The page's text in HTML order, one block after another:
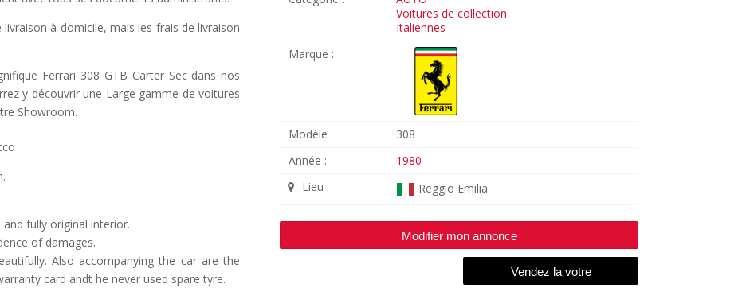
à domicile, mais les frais de livraison
Ferrari 308 GTB Carter Sec dans nos
y découvrir une Large gamme de voitures
Showroom.
fully original interior.
of damages.
Also accompanying the car are the
card andt he never used spare tyre.
Voitures de collection
Italiennes
Marque :
Modèle :
308
Année :
1980
Lieu :
Reggio Emilia
Modifier mon annonce